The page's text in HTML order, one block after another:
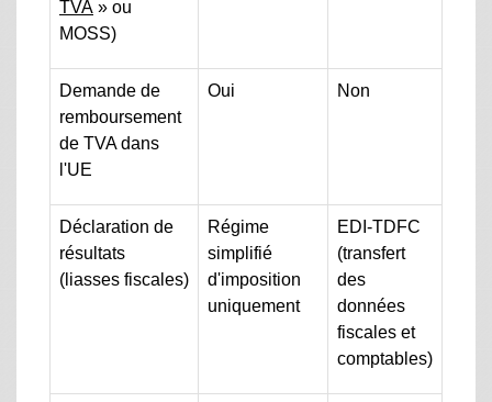
TVA » ou
MOSS)
Demande de
remboursement
de TVA dans
l'UE
Oui Non
Déclaration de
résultats
(liasses fiscales)
Régime
simplifié
d'imposition
uniquement
EDI-TDFC
(transfert
des
données
fiscales et
comptables)